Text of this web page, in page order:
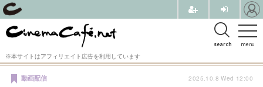
menu
search
※本サイトはアフィリエイト広告を利用しています
動画配信 2025.10.8 Wed 12:00